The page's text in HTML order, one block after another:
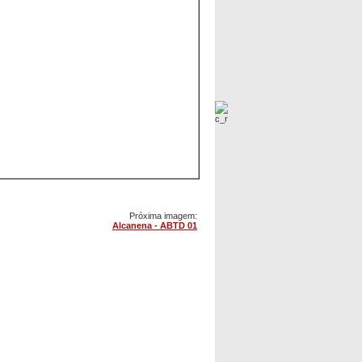
Próxima imagem:
Alcanena - ABTD 01